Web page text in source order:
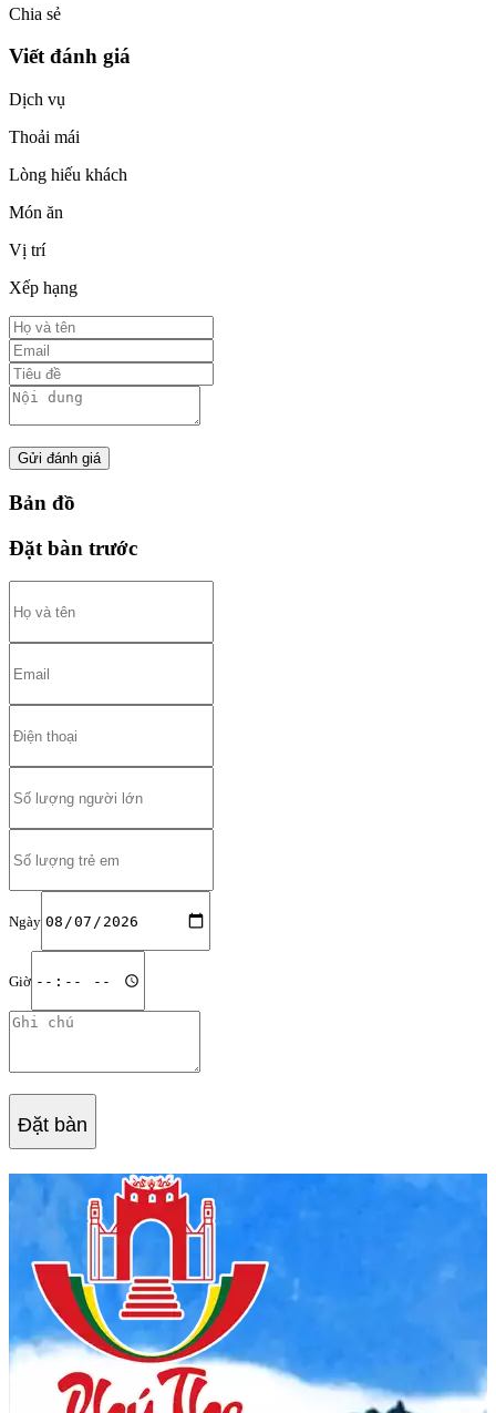
Chia sẻ
Viết đánh giá
Dịch vụ
Thoải mái
Lòng hiếu khách
Món ăn
Vị trí
Xếp hạng
Gửi đánh giá
Bản đồ
Đặt bàn trước
Ngày
Giờ
Đặt bàn